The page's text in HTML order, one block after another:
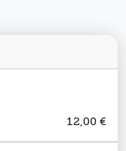
12,00 €